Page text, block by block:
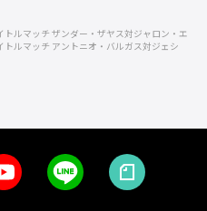
トルマッチ ザンダー・ザヤス対ジャロン・エ
トルマッチ アントニオ・バルガス対ジェシ